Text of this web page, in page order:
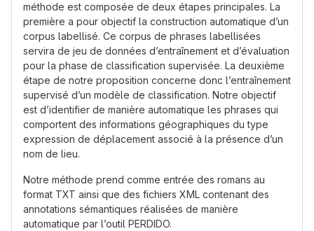
méthode est composée de deux étapes principales. La
première a pour objectif la construction automatique d’un
corpus labellisé. Ce corpus de phrases labellisées
servira de jeu de données d’entraînement et d’évaluation
pour la phase de classification supervisée. La deuxième
étape de notre proposition concerne donc l’entraînement
supervisé d’un modèle de classification. Notre objectif
est d’identifier de manière automatique les phrases qui
comportent des informations géographiques du type
expression de déplacement associé à la présence d’un
nom de lieu.
Notre méthode prend comme entrée des romans au
format TXT ainsi que des fichiers XML contenant des
annotations sémantiques réalisées de manière
automatique par l’outil PERDIDO.